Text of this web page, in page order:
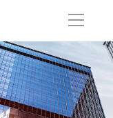
导